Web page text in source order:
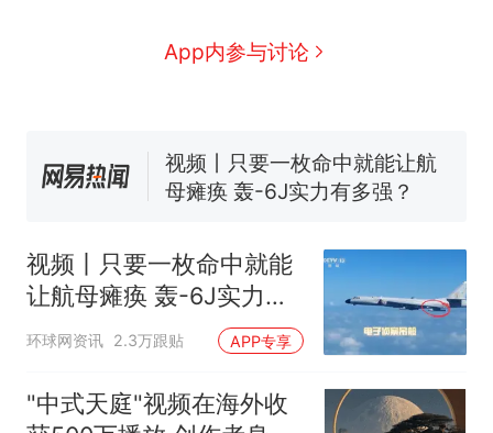
App内参与讨论
新 全球唯一没有法定首都的国
家，刚改国名，总统就邀请中
了……
视频丨只要一枚命中就能让航
母瘫痪 轰-6J实力有多强？
电力部门回应
5万的小车卖不动，40万以上
的抢着买
热
十多万人报名的考试，成绩
视频丨只要一枚命中就能
让航母瘫痪 轰-6J实力有
多强？
环球网资讯 2.3万跟贴 APP专享
"中式天庭"视频在海外收